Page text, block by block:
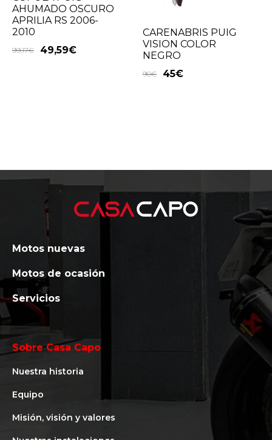
AHUMADO OSCURO
APRILIA RS 2006-
2010
99,17€ 49,59€
CARENABRIS PUIG
VISION COLOR
NEGRO
90€ 45€
Motos nuevas
Motos de ocasión
Servicios
Sobre Casa Capo
Nuestra historia
Equipo
Misión, visión y valores